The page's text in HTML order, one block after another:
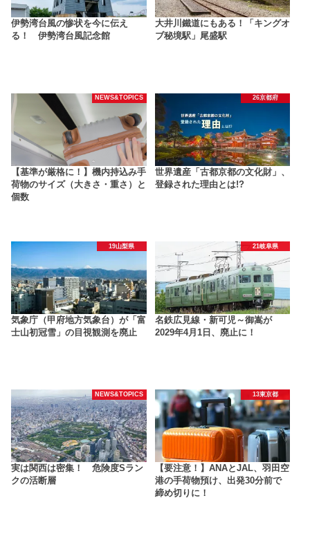
伊勢湾台風の惨状を今に伝え
る！ 伊勢湾台風記念館
大井川鐵道にもある！「キングオ
ブ秘境駅」尾盛駅
NEWS&TOPICS
【基準が厳格に！】機内持込み手
荷物のサイズ（大きさ・重さ）と
個数
26京都府
世界遺産「古都京都の文化財」、
登録された理由とは!?
19山梨県
気象庁（甲府地方気象台）が「富
士山初冠雪」の目視観測を廃止
21岐阜県
名鉄広見線・新可児～御嵩が
2029年4月1日、廃止に！
NEWS&TOPICS
実は関西は密集！ 危険度Sラン
クの活断層
13東京都
【要注意！】ANAとJAL、羽田空
港の手荷物預け、出発30分前で
締め切りに！